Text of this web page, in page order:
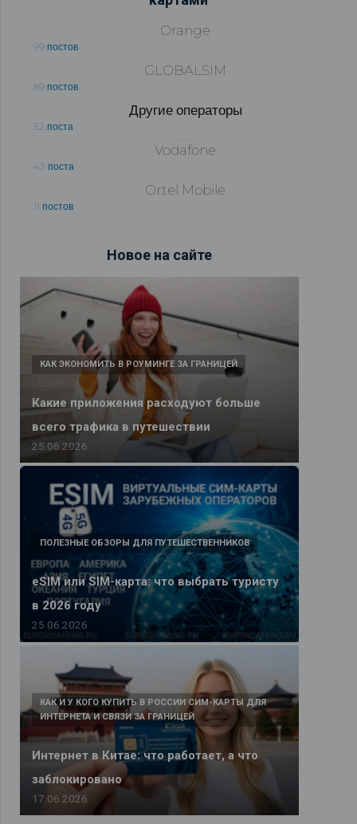
Orange
99 постов
GLOBALSIM
89 постов
Другие операторы
52 поста
Vodafone
43 поста
Ortel Mobile
11 постов
Новое на сайте
Какие приложения расходуют больше
всего трафика в путешествии
КАК ЭКОНОМИТЬ В РОУМИНГЕ ЗА ГРАНИЦЕЙ
25.06.2026
eSIM или SIM-карта: что выбрать туристу
в 2026 году
ПОЛЕЗНЫЕ ОБЗОРЫ ДЛЯ ПУТЕШЕСТВЕННИКОВ
25.06.2026
Интернет в Китае: что работает, а что
заблокировано
КАК И У КОГО КУПИТЬ В РОССИИ СИМ-КАРТЫ ДЛЯ
ИНТЕРНЕТА И СВЯЗИ ЗА ГРАНИЦЕЙ
17.06.2026